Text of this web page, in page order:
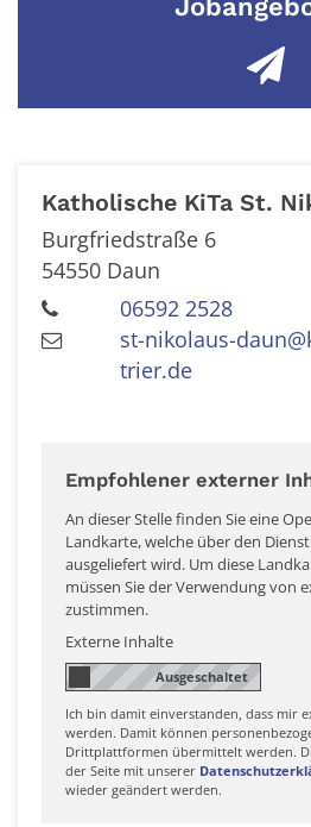
Katholische KiTa St.
Burgfriedstraße 6
54550 Daun
06592 2528
st-nikolaus-
trier.de
Empfohlener externer
An dieser Stelle finden Sie eine
Landkarte, welche über den
ausgeliefert wird. Um diese
müssen Sie der Verwendung von
zustimmen.
Externe Inhalte
Ich bin damit einverstanden, dass mir
werden. Damit können
Drittplattformen übermittelt werden.
der Seite mit unserer
wieder geändert werden.